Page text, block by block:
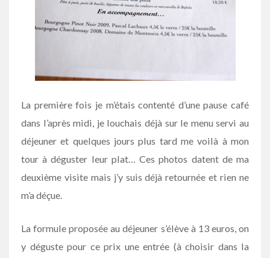
La première fois je m’étais contenté d’une pause café
dans l’après midi, je louchais déjà sur le menu servi au
déjeuner et quelques jours plus tard me voilà à mon
tour à déguster leur plat… Ces photos datent de ma
deuxième visite mais j’y suis déjà retournée et rien ne
m’a déçue.
La formule proposée au déjeuner s’élève à 13 euros, on
y déguste pour ce prix une entrée (à choisir dans la